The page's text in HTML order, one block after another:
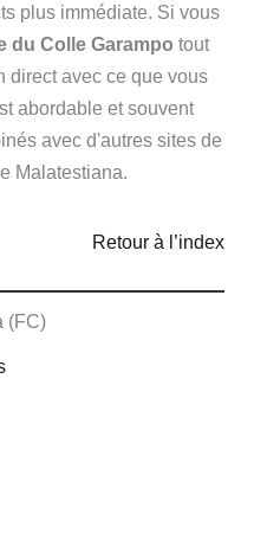
plus immédiate. Si vous
du Colle Garampo tout
direct avec ce que vous
abordable et souvent
avec d'autres sites de
Malatestiana.
Retour à l’index
(FC)